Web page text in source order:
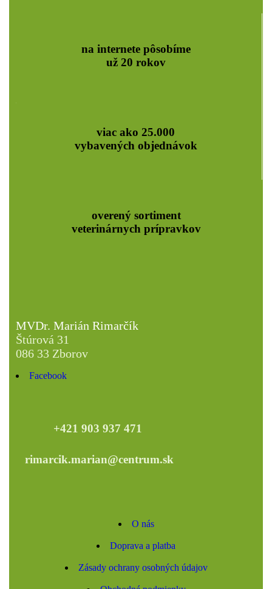
na internete pôsobíme
už 20 rokov
viac ako 25.000
vybavených objednávok
overený sortiment
veterinárnych prípravkov
MVDr. Marián Rimarčík
Štúrová 31
086 33 Zborov
Facebook
+421 903 937 471
rimarcik.marian@centrum.sk
O nás
Doprava a platba
Zásady ochrany osobných údajov